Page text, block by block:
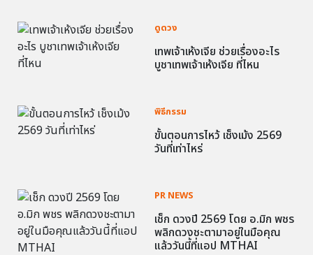
ดูดวง
เทพเจ้าเห้งเจีย ช่วยเรื่องอะไร
บูชาเทพเจ้าเห้งเจีย ที่ไหน
พิธีกรรม
ขั้นตอนการไหว้ เช็งเม้ง 2569
วันที่เท่าไหร่
PR NEWS
เช็ก ดวงปี 2569 โดย อ.มิก พชร
พลิกดวงชะตามาอยู่ในมือคุณ
แล้ววันนี้ที่แอป MTHAI